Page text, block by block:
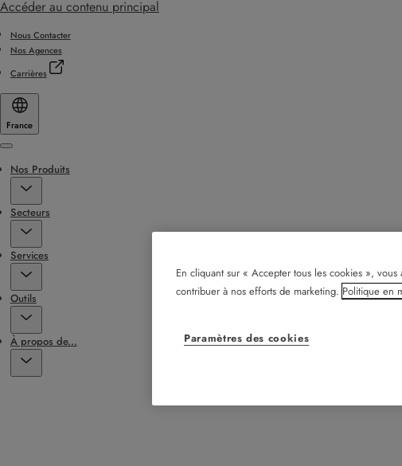
Accéder au contenu principal
Nous Contacter
Nos Agences
Carrières
France
Menu
Nos Produits
Secteurs
Services
Outils
À propos de...
En cliquant sur « Accepter tous les cookies »,
contribuer à nos efforts de marketing. Politique en
Paramètres des cookies